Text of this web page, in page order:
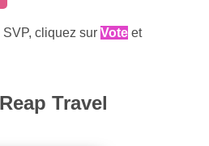
SVP, cliquez surVote et
Travel